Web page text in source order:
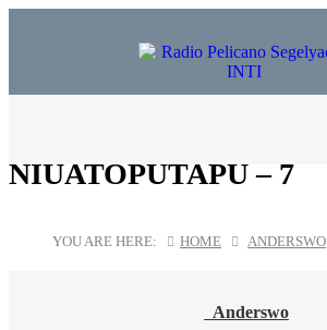
NIUATOPUTAPU – 7
YOU ARE HERE: HOME ANDERSWO
Anderswo